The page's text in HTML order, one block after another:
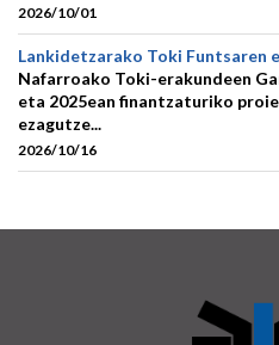
2026/10/01
Lankidetzarako Toki Funtsaren
Nafarroako Toki-erakundeen
eta 2025ean finantzaturiko
ezagutze...
2026/10/16